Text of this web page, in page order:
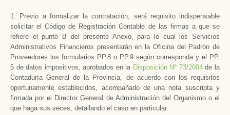
1. Previo a formalizar la contratación, será requisito indispensable
solicitar el Código de Registración Contable de las firmas a que se
refiere el punto B del presente Anexo, para lo cual los Servicios
Administrativos Financieros presentarán en la Oficina del Padrón de
Proveedores los formularios PP.8 o PP.9 según corresponda y el PP.
5 de datos impositivos, aprobados en la Disposición Nº 73/2004de la
Contaduría General de la Provincia, de acuerdo con los requisitos
oportunamente establecidos, acompañado de una nota suscripta y
firmada por el Director General de Administración del Organismo o el
que haga sus veces, detallando el caso en particular.